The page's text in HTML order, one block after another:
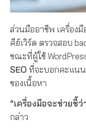
ส่วนมืออาชีพ เครื่องมื
คีย์เวิร์ด ตรวจสอบ
ขณะที่ผู้ใช้
SEO ที่จะบอกคะแน
ของเนื้อหา
“เครื่องมือจะช่วยชี้ว่
กล่าว